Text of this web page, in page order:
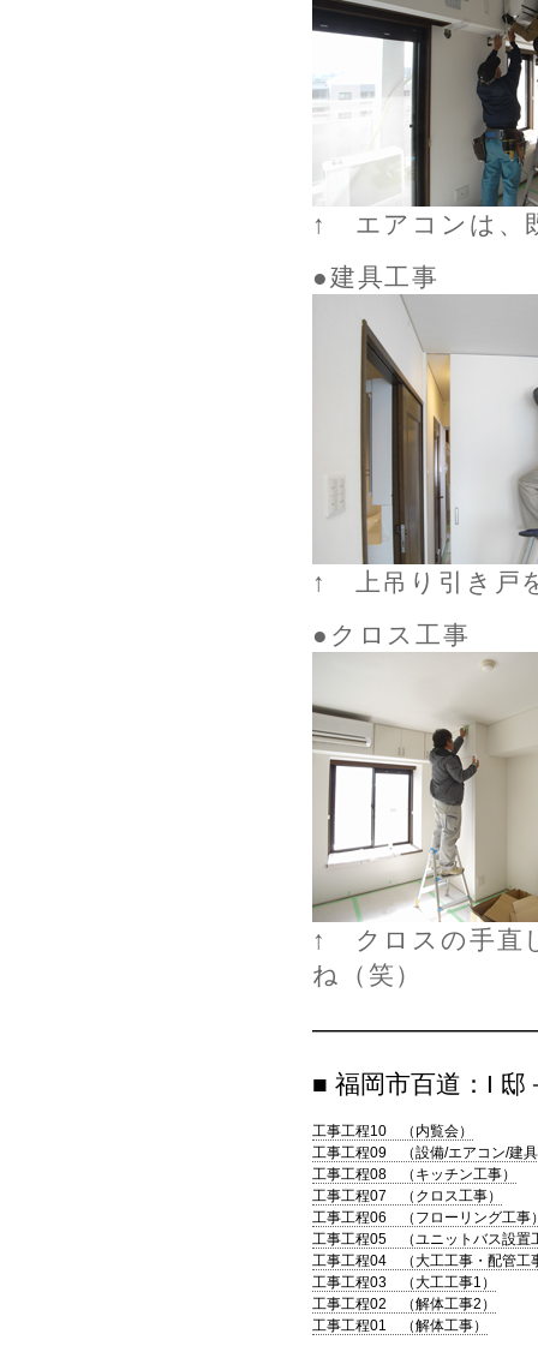
↑ エアコンは、
●建具工事
↑ 上吊り引き戸
●クロス工事
↑ クロスの手直
ね（笑）
■ 福岡市百道：I
工事工程10 （内覧会）
工事工程09 （設備/エアコン/建
工事工程08 （キッチン工事）
工事工程07 （クロス工事）
工事工程06 （フローリング工事
工事工程05 （ユニットバス設置
工事工程04 （大工工事・配管工
工事工程03 （大工工事1）
工事工程02 （解体工事2）
工事工程01 （解体工事）